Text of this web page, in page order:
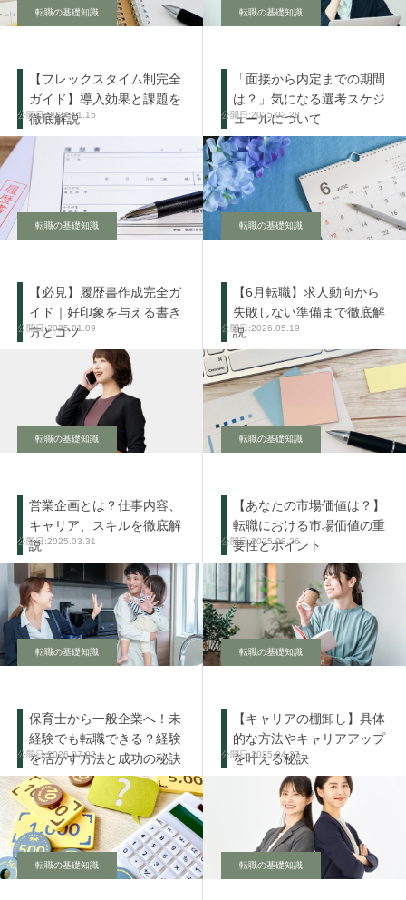
転職の基礎知識
【フレックスタイム制完全
ガイド】導入効果と課題を
徹底解説
2024.11.15
転職の基礎知識
「面接から内定までの期間
は？」気になる選考スケジ
ュールについて
2025.02.28
転職の基礎知識
【必見】履歴書作成完全ガ
イド｜好印象を与える書き
方とコツ
2025.01.09
転職の基礎知識
【6月転職】求人動向から
失敗しない準備まで徹底解
説 2026.05.19
転職の基礎知識
営業企画とは？仕事内容、
キャリア、スキルを徹底解
説 2025.03.31
転職の基礎知識
【あなたの市場価値は？】
転職における市場価値の重
要性とポイント
2025.03.26
転職の基礎知識
保育士から一般企業へ！未
経験でも転職できる？経験
を活かす方法と成功の秘訣
2026.07.02
転職の基礎知識
【キャリアの棚卸し】具体
的な方法やキャリアアップ
を叶える秘訣
2025.04.27
転職の基礎知識 転職の基礎知識